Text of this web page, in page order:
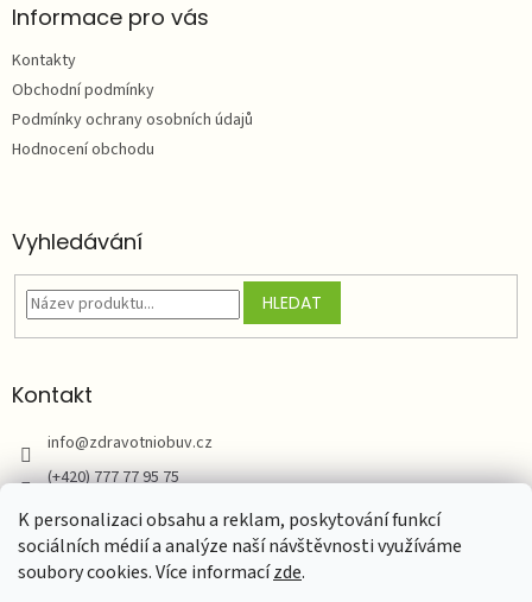
K personalizaci obsahu a reklam, poskytování funkcí
sociálních médií a analýze naší návštěvnosti využíváme
soubory cookies. Více informacízde.
aInformace pro vás
Kontakty
Obchodní podmínky
Podmínky ochrany osobních údajů
Hodnocení obchodu
Vyhledávání
HLEDAT
Kontakt
info@zdravotniobuv.cz
(+420) 777 77 95 75
Zdravotní obuv